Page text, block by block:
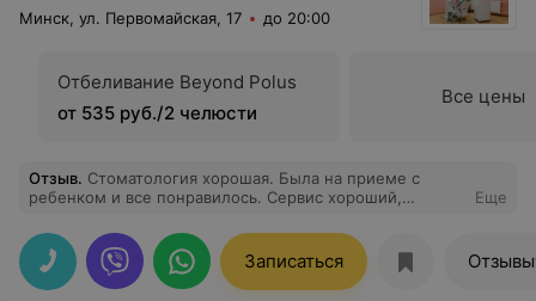
Минск, ул. Первомайская, 17 до 20:00
Отбеливание Beyond Polus
от 535 руб./2 челюсти
Все цены
Отзыв. Стоматология хорошая. Была на приеме с
ребенком и все понравилось. Сервис хороший,
Стоматолог квалифицированный, на приеме все
подробно объяснил, подсказал, что лучше сделать и
ответил на все мои вопросы. Спасибо!
Еще
Записаться Отзывы